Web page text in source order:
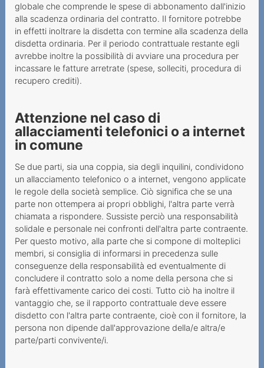
globale che comprende le spese di abbonamento dall'inizio
alla scadenza ordinaria del contratto. Il fornitore potrebbe
in effetti inoltrare la disdetta con termine alla scadenza della
disdetta ordinaria. Per il periodo contrattuale restante egli
avrebbe inoltre la possibilità di avviare una procedura per
incassare le fatture arretrate (spese, solleciti, procedura di
recupero crediti).
Attenzione nel caso di
allacciamenti telefonici o a internet
in comune
Se due parti, sia una coppia, sia degli inquilini, condividono
un allacciamento telefonico o a internet, vengono applicate
le regole della società semplice. Ciò significa che se una
parte non ottempera ai propri obblighi, l'altra parte verrà
chiamata a rispondere. Sussiste perciò una responsabilità
solidale e personale nei confronti dell'altra parte contraente.
Per questo motivo, alla parte che si compone di molteplici
membri, si consiglia di informarsi in precedenza sulle
conseguenze della responsabilità ed eventualmente di
concludere il contratto solo a nome della persona che si
farà effettivamente carico dei costi. Tutto ciò ha inoltre il
vantaggio che, se il rapporto contrattuale deve essere
disdetto con l'altra parte contraente, cioè con il fornitore, la
persona non dipende dall'approvazione della/e altra/e
parte/parti convivente/i.